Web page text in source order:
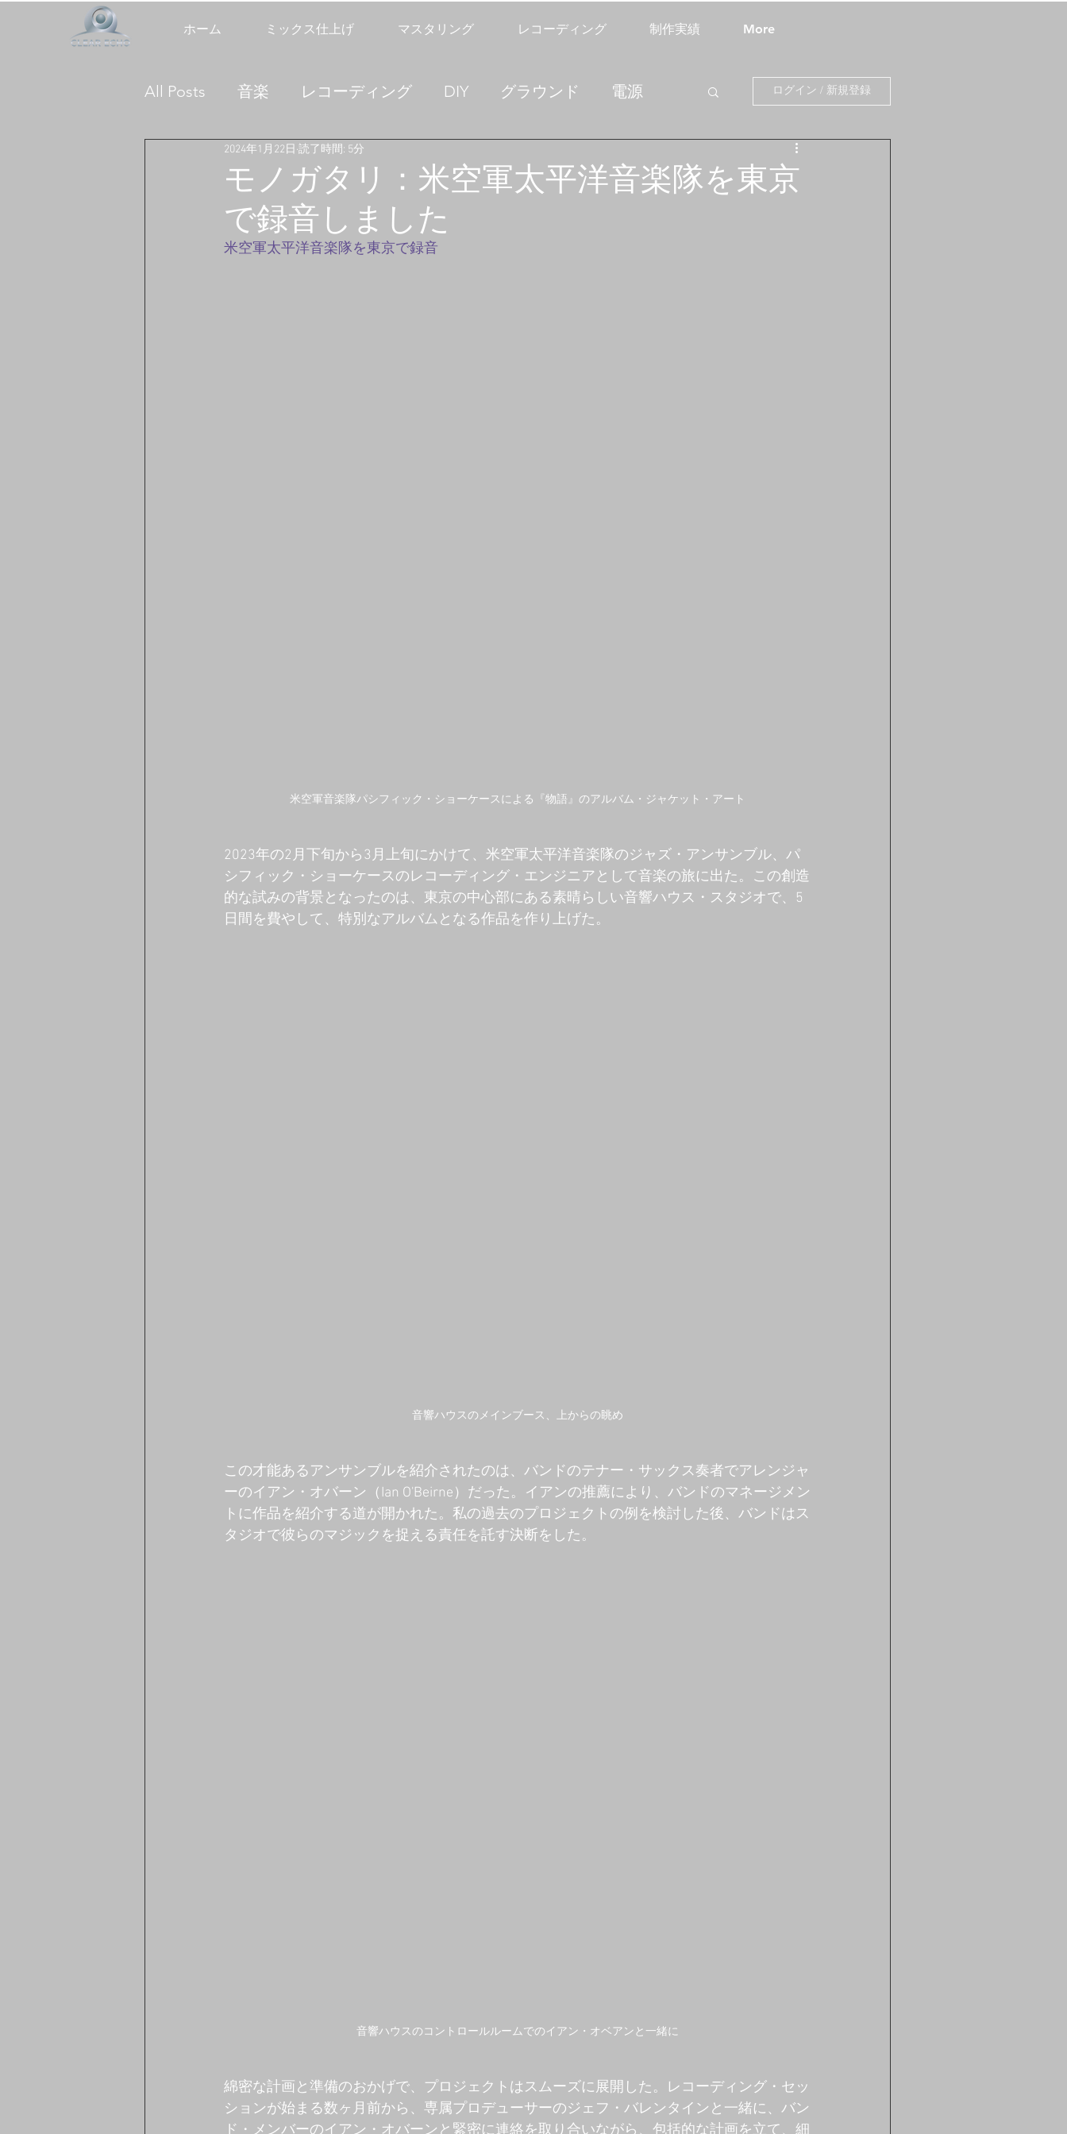
ホーム ミックス仕上げ マスタリング レコーディング 制作実績 More
All Posts 音楽 レコーディング DIY グラウンド 電源
DIYオーディオ組み立て
ログイン / 新規登録
モノガタリ：米空軍太平洋音楽隊を東京
で録音しました
2024年1月22日 読了時間: 5分
米空軍太平洋音楽隊を東京で録音
米空軍音楽隊パシフィック・ショーケースによる『物語』のアルバム・ジャケット・アート
2023年の2月下旬から3月上旬にかけて、米空軍太平洋音楽隊のジャズ・アンサンブル、パ
シフィック・ショーケースのレコーディング・エンジニアとして音楽の旅に出た。この創造
的な試みの背景となったのは、東京の中心部にある素晴らしい音響ハウス・スタジオで、5
日間を費やして、特別なアルバムとなる作品を作り上げた。
音響ハウスのメインブース、上からの眺め
この才能あるアンサンブルを紹介されたのは、バンドのテナー・サックス奏者でアレンジャ
ーのイアン・オバーン（Ian O'Beirne）だった。イアンの推薦により、バンドのマネージメン
トに作品を紹介する道が開かれた。私の過去のプロジェクトの例を検討した後、バンドはス
タジオで彼らのマジックを捉える責任を託す決断をした。
音響ハウスのコントロールルームでのイアン・オベアンと一緒に
綿密な計画と準備のおかげで、プロジェクトはスムーズに展開した。レコーディング・セッ
ションが始まる数ヶ月前から、専属プロデューサーのジェフ・バレンタインと一緒に、バン
ド・メンバーのイアン・オバーンと緊密に連絡を取り合いながら、包括的な計画を立て、細